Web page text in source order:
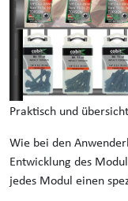
Praktisch und
Wie bei den
Entwicklung des
jedes Modul einen